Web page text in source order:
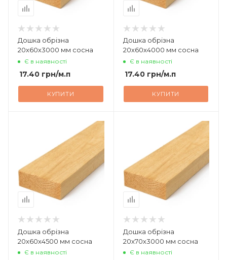
Дошка обрізна
20х60х3000 мм сосна
Є в наявності
17.40 грн/м.п
КУПИТИ
Дошка обрізна
20х60х4000 мм сосна
Є в наявності
17.40грн/м.п
КУПИТИ
Дошка обрізна
20х60х4500 мм сосна
Є в наявності
Дошка обрізна
20х70х3000 мм сосна
Є в наявності